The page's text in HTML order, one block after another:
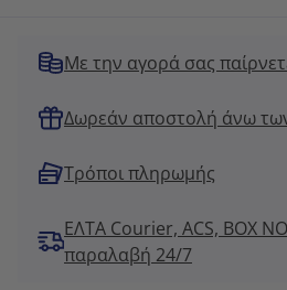
Με την αγορά σας
Δωρεάν αποστολή άνω
Τρόποι πληρωμής
ΕΛΤΑ Courier, ACS, BOX
παραλαβή 24/7